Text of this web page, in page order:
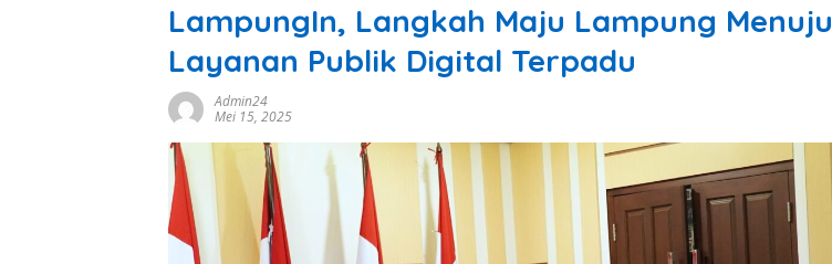
LampungIn, Langkah Maju Lampung Menuju
Layanan Publik Digital Terpadu
Admin24
Mei 15, 2025